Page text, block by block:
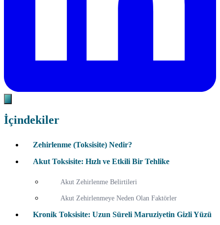
İçindekiler
Zehirlenme (Toksisite) Nedir?
Akut Toksisite: Hızlı ve Etkili Bir Tehlike
Akut Zehirlenme Belirtileri
Akut Zehirlenmeye Neden Olan Faktörler
Kronik Toksisite: Uzun Süreli Maruziyetin Gizli Yüzü